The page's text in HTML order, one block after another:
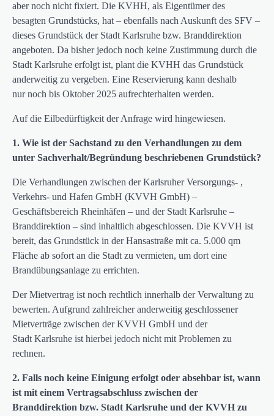
aber noch nicht fixiert. Die KVHH, als Eigentümer des
besagten Grundstücks, hat – ebenfalls nach Auskunft des SFV –
dieses Grundstück der Stadt Karlsruhe bzw. Branddirektion
angeboten. Da bisher jedoch noch keine Zustimmung durch die
Stadt Karlsruhe erfolgt ist, plant die KVHH das Grundstück
anderweitig zu vergeben. Eine Reservierung kann deshalb
nur noch bis Oktober 2025 aufrechterhalten werden.
Auf die Eilbedürftigkeit der Anfrage wird hingewiesen.
1. Wie ist der Sachstand zu den Verhandlungen zu dem
unter Sachverhalt/Begründung beschriebenen Grundstück?
Die Verhandlungen zwischen der Karlsruher Versorgungs- ,
Verkehrs- und Hafen GmbH (KVVH GmbH) –
Geschäftsbereich Rheinhäfen – und der Stadt Karlsruhe –
Branddirektion – sind inhaltlich abgeschlossen. Die KVVH ist
bereit, das Grundstück in der Hansastraße mit ca. 5.000 qm
Fläche ab sofort an die Stadt zu vermieten, um dort eine
Brandübungsanlage zu errichten.
Der Mietvertrag ist noch rechtlich innerhalb der Verwaltung zu
bewerten. Aufgrund zahlreicher anderweitig geschlossener
Mietverträge zwischen der KVVH GmbH und der
Stadt Karlsruhe ist hierbei jedoch nicht mit Problemen zu
rechnen.
2. Falls noch keine Einigung erfolgt oder absehbar ist, wann
ist mit einem Vertragsabschluss zwischen der
Branddirektion bzw. Stadt Karlsruhe und der KVVH zu